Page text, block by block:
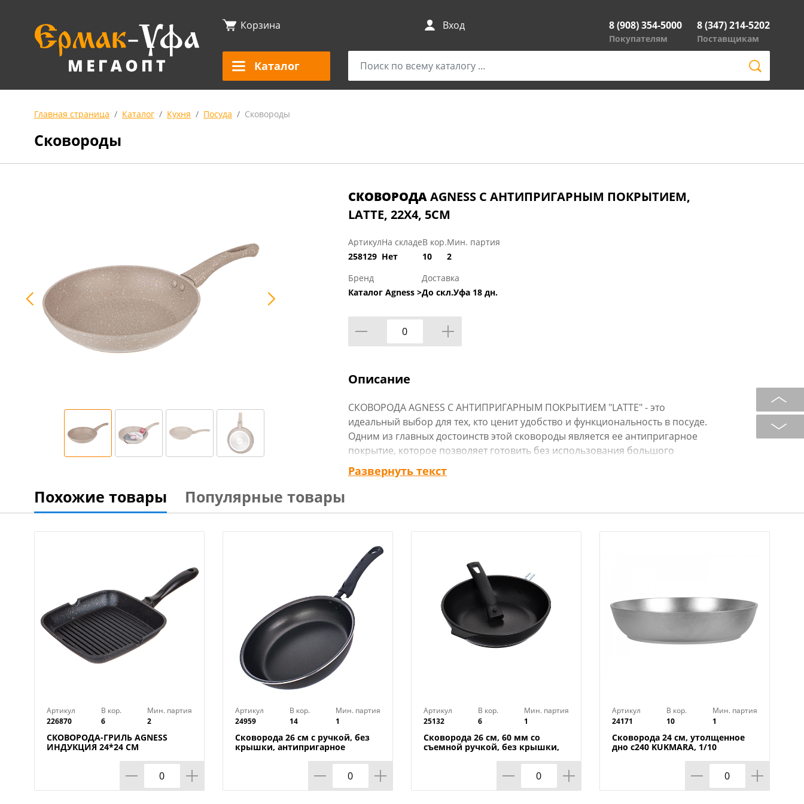
Корзина Вход 8 (908) 354-5000
Покупателям
8 (347) 214-5202
Поставщикам
Каталог
Главная страница Каталог Кухня Посуда Сковороды
Сковороды
СКОВОРОДАAGNESS С АНТИПРИГАРНЫМ ПОКРЫТИЕМ,
LATTE, 22Х4, 5СМ
Артикул
258129
На складе
Нет
В кор.
10
Мин. партия
2
Бренд
Каталог Agness >
Доставка
До скл.Уфа 18 дн.
Описание
СКОВОРОДА AGNESS С АНТИПРИГАРНЫМ ПОКРЫТИЕМ "LATTE" - это
идеальный выбор для тех, кто ценит удобство и функциональность в посуде.
Одним из главных достоинств этой сковороды является ее антипригарное
покрытие, которое позволяет готовить без использования большого
количества масла, а также обеспечивает равномерное распределение
тепла. Благодаря этому, продукты готовятся быстрее и сохраняют свои
покрытием SOFT TOUCH не нагревается и не плавится, обеспечивает
безопасное использование сковородки в процессе приготовления пищи.
Посуда AGNESS - это современный дизайн и новейшие технологии
производства.
Можно мыть в посудомоечной машине в режиме Eco. Подходит для
индукционных плит.
Толщина дна 3.0mm
Толщина края 4.0mm
2-х слойное покрытие
Развернуть текст
Похожие товары Популярные товары
Артикул
226870
В кор.
6
Мин. партия
2
СКОВОРОДА-ГРИЛЬ AGNESS
ИНДУКЦИЯ 24*24 СМ
Артикул
24959
В кор.
14
Мин. партия
1
Сковорода 26 см с ручкой, без
крышки, антипригарное
Артикул
25132
В кор.
6
Мин. партия
1
Сковорода 26 см, 60 мм со
съемной ручкой, без крышки,
Артикул
24171
В кор.
10
Мин. партия
1
Сковорода 24 см, утолщенное
дно с240 KUKMARA, 1/10